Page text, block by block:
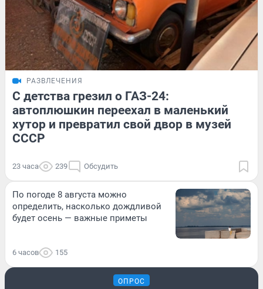
РАЗВЛЕЧЕНИЯ
С детства грезил о ГАЗ-24:
автоплюшкин переехал в маленький
хутор и превратил свой двор в музей
СССР
23 часа 239 Обсудить
По погоде 8 августа можно
определить, насколько дождливой
будет осень — важные приметы
6 часов 155
ОПРОС